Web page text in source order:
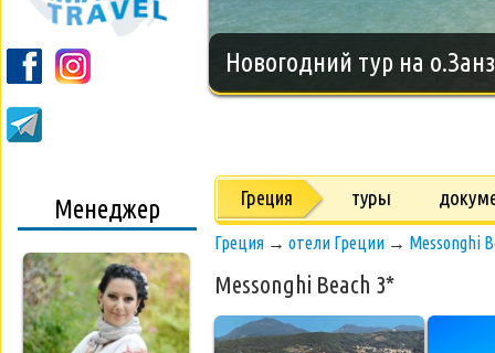
Новогодний тур на
Менеджер Греция туры
Греция → отели Греции → Messonghi
Messonghi Beach 3*